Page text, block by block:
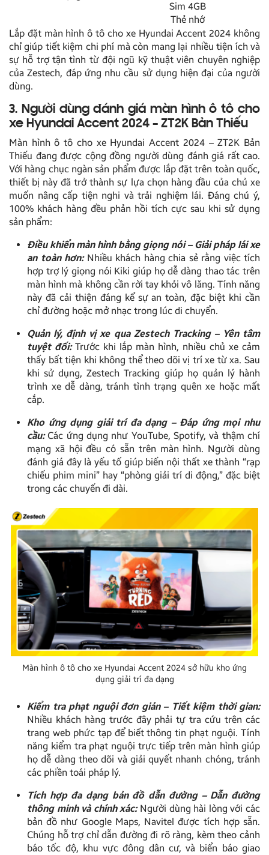
Sim 4GB
Thẻ nhớ
Lắp đặt màn hình ô tô cho xe Hyundai Accent 2024 không
chỉ giúp tiết kiệm chi phí mà còn mang lại nhiều tiện ích và
sự hỗ trợ tận tình từ đội ngũ kỹ thuật viên chuyên nghiệp
của Zestech, đáp ứng nhu cầu sử dụng hiện đại của người
dùng.
3. Người dùng đánh giá màn hình ô tô cho
xe Hyundai Accent 2024 – ZT2K Bản Thiếu
Màn hình ô tô cho xe Hyundai Accent 2024 – ZT2K Bản
Thiếu đang được cộng đồng người dùng đánh giá rất cao.
Với hàng chục ngàn sản phẩm được lắp đặt trên toàn quốc,
thiết bị này đã trở thành sự lựa chọn hàng đầu của chủ xe
muốn nâng cấp tiện nghi và trải nghiệm lái. Đáng chú ý,
100% khách hàng đều phản hồi tích cực sau khi sử dụng
sản phẩm:
Điều khiển màn hình bằng giọng nói – Giải pháp lái xe
an toàn hơn: Nhiều khách hàng chia sẻ rằng việc tích
hợp trợ lý giọng nói Kiki giúp họ dễ dàng thao tác trên
màn hình mà không cần rời tay khỏi vô lăng. Tính năng
này đã cải thiện đáng kể sự an toàn, đặc biệt khi cần
chỉ đường hoặc mở nhạc trong lúc di chuyển.
Quản lý, định vị xe qua Zestech Tracking – Yên tâm
tuyệt đối:Trước khi lắp màn hình, nhiều chủ xe cảm
thấy bất tiện khi không thể theo dõi vị trí xe từ xa. Sau
khi sử dụng, Zestech Tracking giúp họ quản lý hành
trình xe dễ dàng, tránh tình trạng quên xe hoặc mất
cắp.
Kho ứng dụng giải trí đa dạng – Đáp ứng mọi nhu
cầu: Các ứng dụng như YouTube, Spotify, và thậm chí
mạng xã hội đều có sẵn trên màn hình. Người dùng
đánh giá đây là yếu tố giúp biến nội thất xe thành “rạp
chiếu phim mini” hay “phòng giải trí di động,” đặc biệt
trong các chuyến đi dài.
Màn hình ô tô cho xe Hyundai Accent 2024 sở hữu kho ứng
dụng giải trí đa dạng
Kiểm tra phạt nguội đơn giản – Tiết kiệm thời gian:
Nhiều khách hàng trước đây phải tự tra cứu trên các
trang web phức tạp để biết thông tin phạt nguội. Tính
năng kiểm tra phạt nguội trực tiếp trên màn hình giúp
họ dễ dàng theo dõi và giải quyết nhanh chóng, tránh
các phiền toái pháp lý.
Tích hợp đa dạng bản đồ dẫn đường – Dẫn đường
thông minh và chính xác:Người dùng hài lòng với các
bản đồ như Google Maps, Navitel được tích hợp sẵn.
Chúng hỗ trợ chỉ dẫn đường đi rõ ràng, kèm theo cảnh
báo tốc độ, khu vực đông dân cư, và biển báo giao